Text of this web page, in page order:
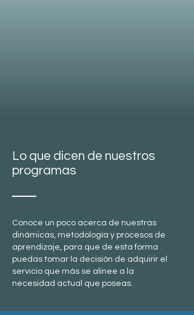
Lo que dicen de nuestros
programas
Conoce un poco acerca de nuestras
dinámicas, metodología y procesos de
aprendizaje, para que de esta forma
puedas tomar la decisión de adquirir el
servicio que más se alinee a la
necesidad actual que poseas.